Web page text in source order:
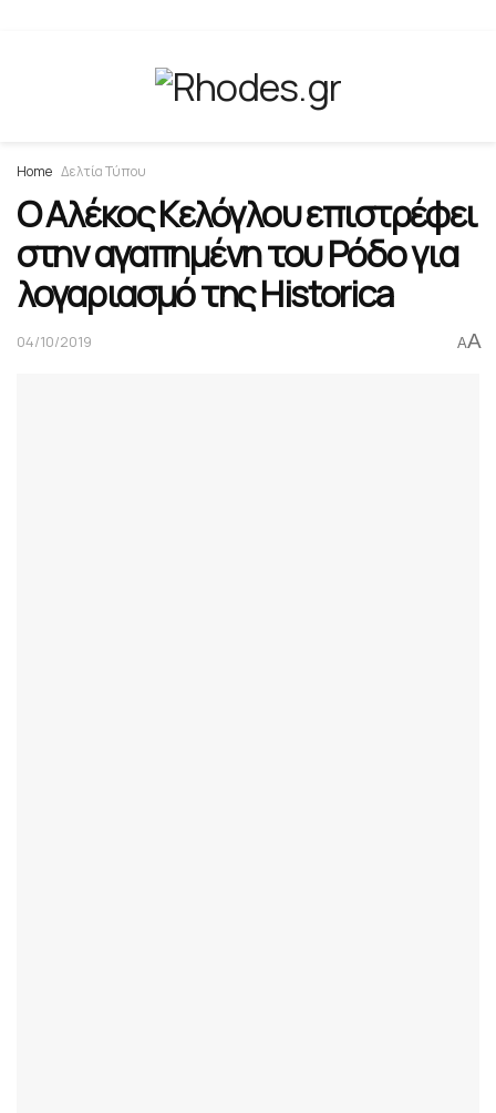
Home Δελτία Τύπου
Ο Αλέκος Κελόγλου επιστρέφει
στην αγαπημένη του Ρόδο για
λογαριασμό της Historica
04/10/2019 AA